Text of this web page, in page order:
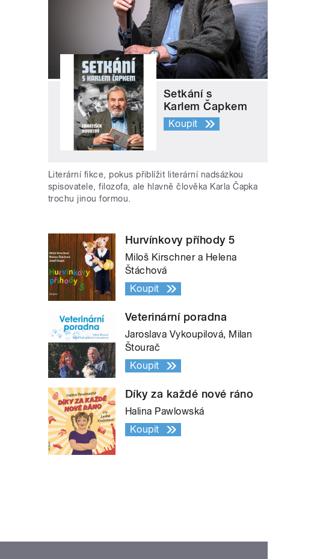
Setkání s
Karlem Čapkem
Koupit
Literární fikce, pokus přiblížit literární nadsázkou
spisovatele, filozofa, ale hlavně člověka Karla Čapka
trochu jinou formou.
Hurvínkovy příhody 5
Miloš Kirschner a Helena
Štáchová
Koupit
Veterinární poradna
Jaroslava Vykoupilová, Milan
Štourač
Koupit
Díky za každé nové ráno
Halina Pawlowská
Koupit